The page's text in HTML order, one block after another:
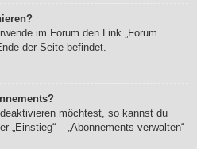
im Forum den Link „Forum
der Seite befindet.
möchtest, so kannst du
„Einstieg“ – „Abonnements verwalten“